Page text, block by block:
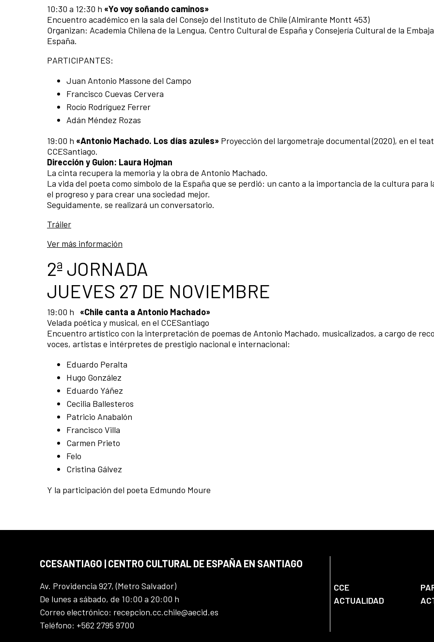
10:30 a 12:30 h «Yo voy soñando caminos»
Encuentro académico en la sala del Consejo del Instituto de Chile (Almirante Montt 453)
Organizan: Academia Chilena de la Lengua, Centro Cultural de España y Consejería Cultural de la
España.
PARTICIPANTES:
Juan Antonio Massone del Campo
Francisco Cuevas Cervera
Rocío Rodríguez Ferrer
Adán Méndez Rozas
19:00 h «Antonio Machado. Los días azules» Proyección del largometraje documental (2020), en el
CCESantiago.
Dirección y Guion: Laura Hojman
La cinta recupera la memoria y la obra de Antonio Machado.
La vida del poeta como símbolo de la España que se perdió: un canto a la importancia de la cultura para
el progreso y para crear una sociedad mejor.
Seguidamente, se realizará un conversatorio.
Tráiler
Ver más información
2ª JORNADA
JUEVES 27 DE NOVIEMBRE
19:00 h «Chile canta a Antonio Machado»
Velada poética y musical, en el CCESantiago
Encuentro artístico con la interpretación de poemas de Antonio Machado, musicalizados, a cargo de
voces, artistas e intérpretes de prestigio nacional e internacional:
Eduardo Peralta
Hugo González
Eduardo Yáñez
Cecilia Ballesteros
Patricio Anabalón
Francisco Villa
Carmen Prieto
Felo
Cristina Gálvez
Y la participación del poeta Edmundo Moure
CCESANTIAGO | CENTRO CULTURAL DE ESPAÑA EN SANTIAGO
Av. Providencia 927, (Metro Salvador)
De lunes a sábado, de 10:00 a 20:00 h
Correo electrónico: recepcion.cc.chile@aecid.es
Teléfono: +562 2795 9700
CCE
ACTUALIDAD